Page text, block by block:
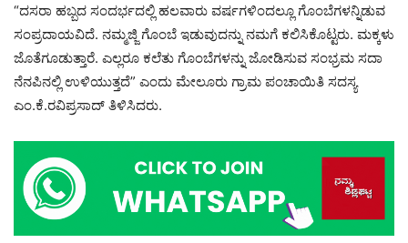
“ದಸರಾ ಹಬ್ಬದ ಸಂದರ್ಭದಲ್ಲಿ ಹಲವಾರು ವರ್ಷಗಳಿಂದಲ್ಲೂ ಗೊಂಬೆಗಳನ್ನಿಡುವ
ಸಂಪ್ರದಾಯವಿದೆ. ನಮ್ಮಜ್ಜಿ ಗೊಂಬೆ ಇಡುವುದನ್ನು ನಮಗೆ ಕಲಿಸಿಕೊಟ್ಟರು. ಮಕ್ಕಳು
ಜೊತೆಗೂಡುತ್ತಾರೆ. ಎಲ್ಲರೂ ಕಲೆತು ಗೊಂಬೆಗಳನ್ನು ಜೋಡಿಸುವ ಸಂಭ್ರಮ ಸದಾ
ನೆನಪಿನಲ್ಲಿ ಉಳಿಯುತ್ತದೆ” ಎಂದು ಮೇಲೂರು ಗ್ರಾಮ ಪಂಚಾಯಿತಿ ಸದಸ್ಯ
ಎಂ.ಕೆ.ರವಿಪ್ರಸಾದ್‌ ತಿಳಿಸಿದರು.